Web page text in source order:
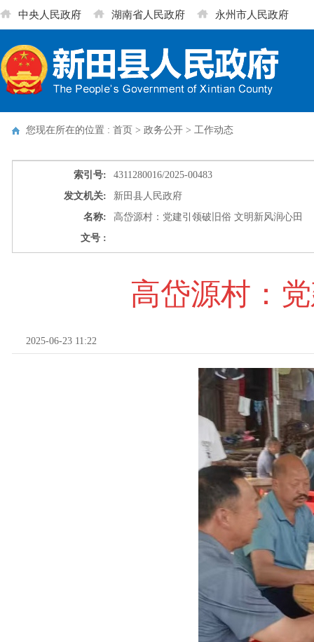
中央人民政府 湖南省人民政府 永州市人民政府
您现在所在的位置 : 首页 > 政务公开 > 工作动态
索引号:
4311280016/2025-00483
发文机关:
新田县人民政府
名称:
高岱源村：党建引领破旧俗 文明新风润心田
文号 :
高岱源村：
2025-06-23 11:22